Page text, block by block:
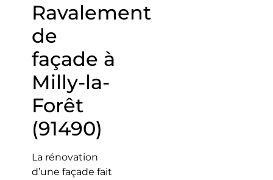
Ravalement
de
façade à
Milly-la-
Forêt
(91490)
La rénovation
d’une façade fait